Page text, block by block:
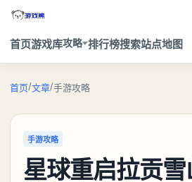
首页游戏库攻略 排行榜搜索站点地图
首页/文章/手游攻略
手游攻略
星球重启拉贡